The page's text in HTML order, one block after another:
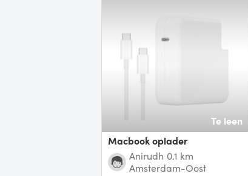
Te leen
Macbook oplader
Anirudh 0.1 km
Amsterdam-Oost